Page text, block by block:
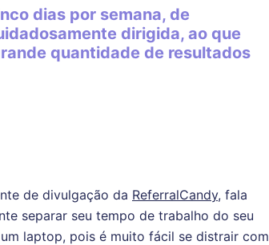
dias por semana, de
dirigida, ao que
quantidade de resultados
de divulgação da ReferralCandy, fala
separar seu tempo de trabalho do seu
laptop, pois é muito fácil se distrair com